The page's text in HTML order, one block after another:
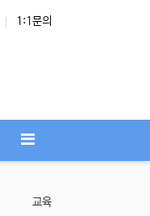
1:1문의
교육